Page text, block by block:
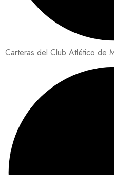
Carteras del Club Atlético de